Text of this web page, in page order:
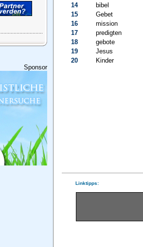
Sponsor
14
bibel
15
Gebet
16
mission
17
predigten
18
gebote
19
Jesus
20
Kinder
Linktipps: